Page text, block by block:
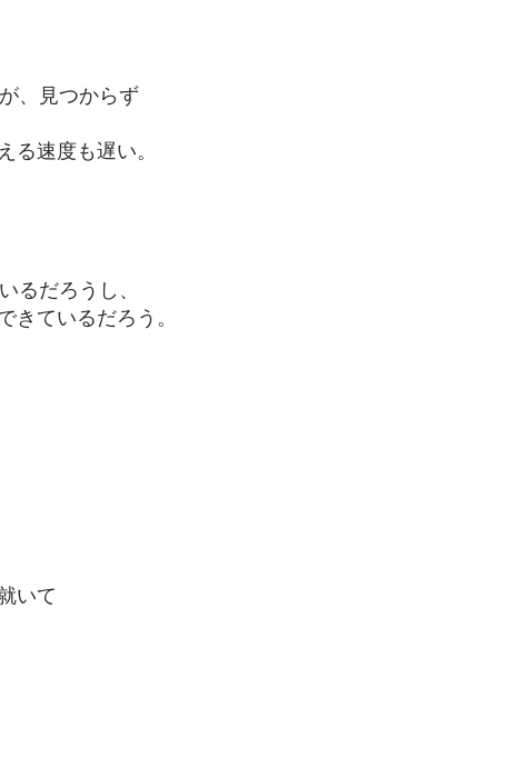
、
見つからず
る速度も遅い。
いるだろうし、
きているだろう。
いて